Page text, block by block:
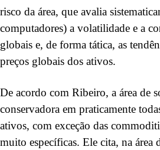
risco da área, que avalia
computadores) a volatilidade e a
globais e, de forma tática, as
preços globais dos ativos.
De acordo com Ribeiro, a área de
conservadora em praticamente
ativos, com exceção das
muito específicas. Ele cita, na área